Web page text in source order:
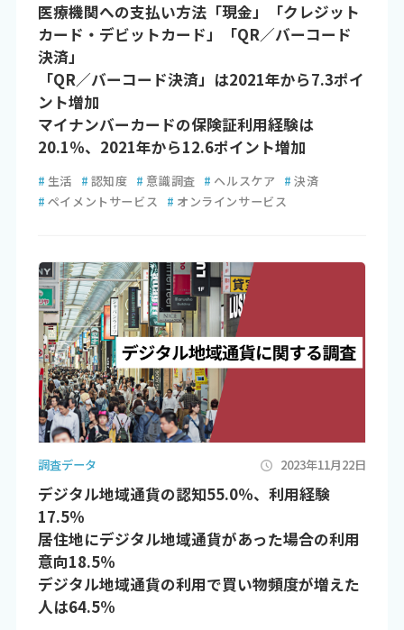
医療機関への支払い方法「現金」「クレジット
カード・デビットカード」「QR／バーコード
決済」
「QR／バーコード決済」は2021年から7.3ポイ
ント増加
マイナンバーカードの保険証利用経験は
20.1％、2021年から12.6ポイント増加
# 生活 # 認知度 # 意識調査 # ヘルスケア # 決済
# ペイメントサービス # オンラインサービス
調査データ 2023年11月22日
デジタル地域通貨の認知55.0％、利用経験
17.5％
居住地にデジタル地域通貨があった場合の利用
意向18.5％
デジタル地域通貨の利用で買い物頻度が増えた
人は64.5%